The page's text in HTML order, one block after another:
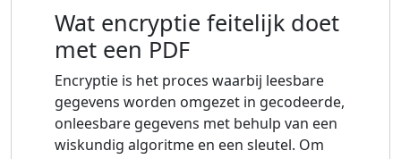
Wat encryptie feitelijk doet
met een PDF
Encryptie is het proces waarbij leesbare
gegevens worden omgezet in gecodeerde,
onleesbare gegevens met behulp van een
wiskundig algoritme en een sleutel. Om